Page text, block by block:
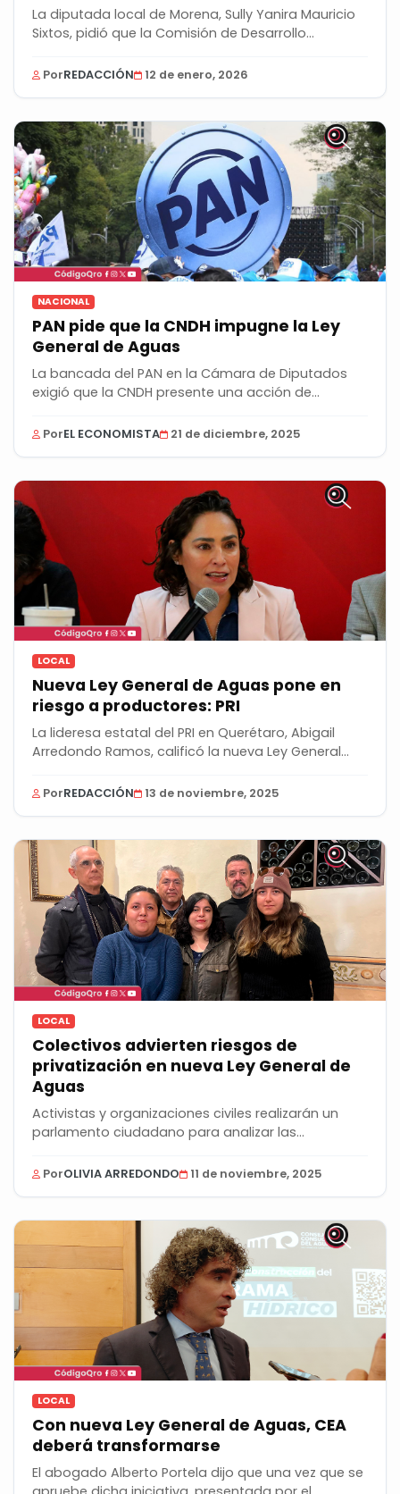
La diputada local de Morena, Sully Yanira Mauricio
Sixtos, pidió que la Comisión de Desarrollo...
PorREDACCIÓN 12 de enero, 2026
NACIONAL
PAN pide que la CNDH impugne la Ley
General de Aguas
La bancada del PAN en la Cámara de Diputados
exigió que la CNDH presente una acción de...
PorEL ECONOMISTA 21 de diciembre, 2025
LOCAL
Nueva Ley General de Aguas pone en
riesgo a productores: PRI
La lideresa estatal del PRI en Querétaro, Abigail
Arredondo Ramos, calificó la nueva Ley General
PorREDACCIÓN 13 de noviembre, 2025
LOCAL
Colectivos advierten riesgos de
privatización en nueva Ley General de
Aguas
Activistas y organizaciones civiles realizarán un
parlamento ciudadano para analizar las...
PorOLIVIA ARREDONDO 11 de noviembre, 2025
LOCAL
Con nueva Ley General de Aguas, CEA
deberá transformarse
El abogado Alberto Portela dijo que una vez que se